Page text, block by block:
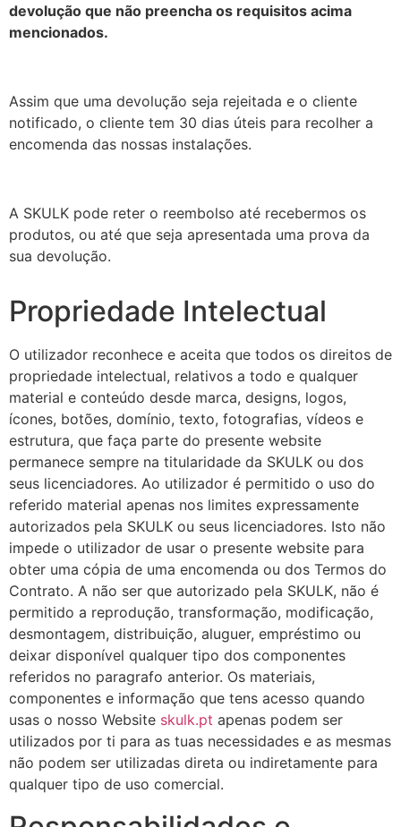
devolução que não preencha os requisitos acima
mencionados.
Assim que uma devolução seja rejeitada e o cliente
notificado, o cliente tem 30 dias úteis para recolher a
encomenda das nossas instalações.
A SKULK pode reter o reembolso até recebermos os
produtos, ou até que seja apresentada uma prova da
sua devolução.
Propriedade Intelectual
O utilizador reconhece e aceita que todos os direitos de
propriedade intelectual, relativos a todo e qualquer
material e conteúdo desde marca, designs, logos,
ícones, botões, domínio, texto, fotografias, vídeos e
estrutura, que faça parte do presente website
permanece sempre na titularidade da SKULK ou dos
seus licenciadores. Ao utilizador é permitido o uso do
referido material apenas nos limites expressamente
autorizados pela SKULK ou seus licenciadores. Isto não
impede o utilizador de usar o presente website para
obter uma cópia de uma encomenda ou dos Termos do
Contrato. A não ser que autorizado pela SKULK, não é
permitido a reprodução, transformação, modificação,
desmontagem, distribuição, aluguer, empréstimo ou
deixar disponível qualquer tipo dos componentes
referidos no paragrafo anterior. Os materiais,
componentes e informação que tens acesso quando
usas o nosso Website skulk.pt apenas podem ser
utilizados por ti para as tuas necessidades e as mesmas
não podem ser utilizadas direta ou indiretamente para
qualquer tipo de uso comercial.